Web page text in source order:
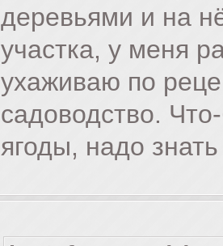
деревьями и на
участка, у меня
ухаживаю по
садоводство.
ягоды, надо